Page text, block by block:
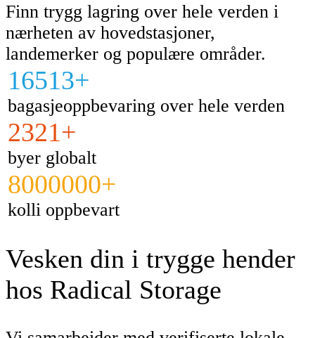
Finn trygg lagring over hele verden i
nærheten av hovedstasjoner,
landemerker og populære områder.
16513+
bagasjeoppbevaring over hele verden
2321+
byer globalt
8000000+
kolli oppbevart
Vesken din i trygge hender
hos Radical Storage